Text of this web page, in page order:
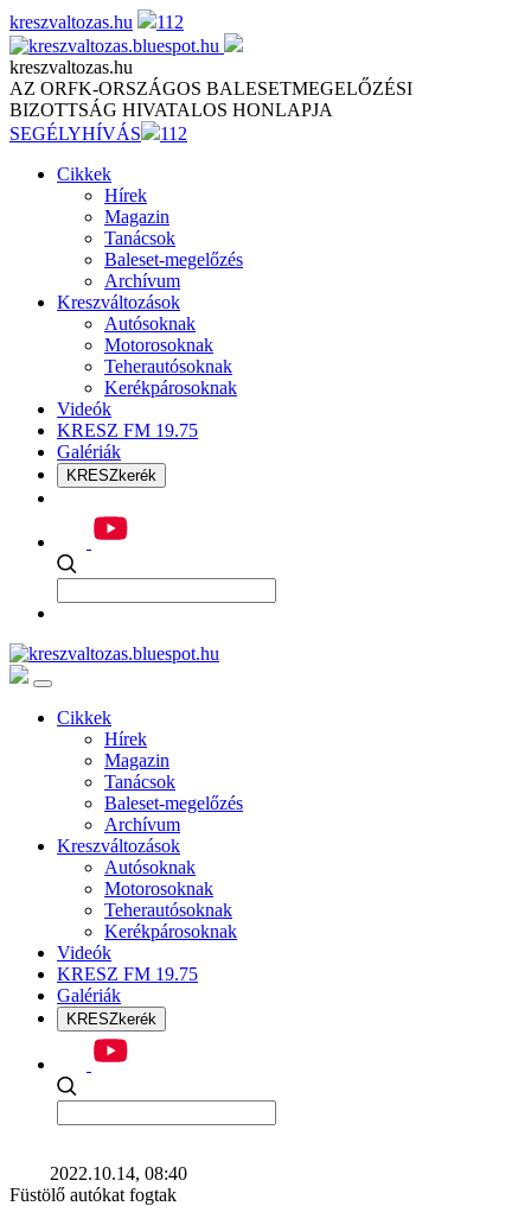
Skip
to
content
kreszvaltozas.hu 112
kreszvaltozas.hu
AZ ORFK-ORSZÁGOS BALESETMEGELŐZÉSI
BIZOTTSÁG HIVATALOS HONLAPJA
SEGÉLYHÍVÁS
112
Cikkek
Hírek
Magazin
Tanácsok
Baleset-megelőzés
Archívum
Kreszváltozások
Autósoknak
Motorosoknak
Teherautósoknak
Kerékpárosoknak
Videók
KRESZ FM 19.75
Galériák
KRESZkerék
Cikkek
Hírek
Magazin
Tanácsok
Baleset-megelőzés
Archívum
Kreszváltozások
Autósoknak
Motorosoknak
Teherautósoknak
Kerékpárosoknak
Videók
KRESZ FM 19.75
Galériák
KRESZkerék
2022.10.14, 08:40
Füstölő autókat fogtak